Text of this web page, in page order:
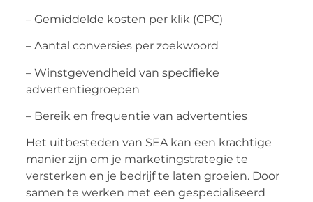
– Gemiddelde kosten per klik (CPC)
– Aantal conversies per zoekwoord
– Winstgevendheid van specifieke
advertentiegroepen
– Bereik en frequentie van advertenties
Het uitbesteden van SEA kan een krachtige
manier zijn om je marketingstrategie te
versterken en je bedrijf te laten groeien. Door
samen te werken met een gespecialiseerd